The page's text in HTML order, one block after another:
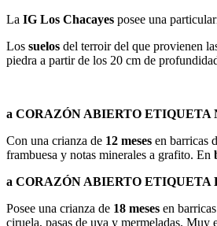
La IG Los Chacayes posee una
Los suelos del terroir del que provienen
piedra a partir de los 20 cm de
a CORAZÓN ABIERTO ETIQUETA
Con una crianza de 12 meses en barricas
frambuesa y notas minerales a grafito. En
a CORAZÓN ABIERTO ETIQUETA
Posee una crianza de 18 meses en
ciruela, pasas de uva y mermeladas. Muy